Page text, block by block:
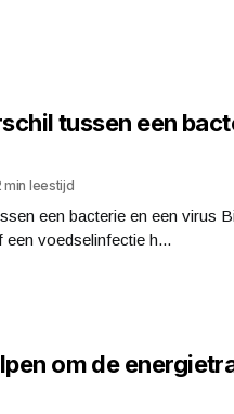
tussen een
min leestijd
een bacterie en een virus
een voedselinfectie h...
om de